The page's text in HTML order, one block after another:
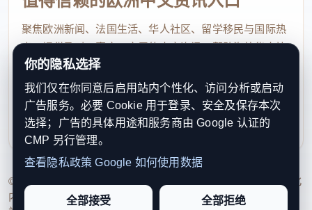
“如果纯靠AI把小说剧情丢进智能体‘机跑’，出来
的废镜头很多，逻辑连贯性也有欠缺，根本没法直接
用。”高韩浩指着屏幕上的素材对我们说，“真正的核
心，是人对AI的精准驾驭。”
目前主流AI软件单次生成一段短视频需要等待数
分钟。为了提高效率，高韩浩练就了“双线操作”的习
惯。等待生成的间隙，他迅速切入剪辑软件，对上一
段合格素材进行微调、卡点、加音效；遇到动作穿帮
的后半段，就果断一刀裁掉。
聚焦欧洲新闻、法国生活、华人社区、留学移民与国际热
点，提供及时、真实、实用的中文资讯，帮助海外华人快
速了解欧洲动态。
contact@xinouzhou.com
服务支持、版权与合作：工作日优先处理站务、投稿与权
利通知
© 2026 新欧洲·欧洲头条. All Rights Reserved. 本网站持续优化
内容透明度、联系方式与用户权利说明，以提升品牌信任感和
你的隐私选择
我们仅在你同意后启用站内个性化、访问分析或启动
广告服务。必要 Cookie 用于登录、安全及保存本次
选择；广告的具体用途和服务商由 Google 认证的
CMP 另行管理。
查看隐私政策 Google 如何使用数据
全部接受 全部拒绝